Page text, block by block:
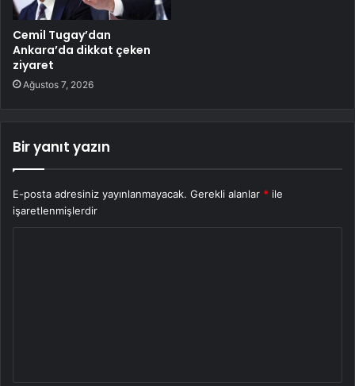
Cemil Tugay’dan
Ankara’da dikkat çeken
ziyaret
Ağustos 7, 2026
Bir yanıt yazın
E-posta adresiniz yayınlanmayacak. Gerekli alanlar * ile
işaretlenmişlerdir